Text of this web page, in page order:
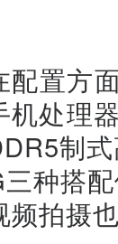
配置方
机处理
制
种搭
频拍摄